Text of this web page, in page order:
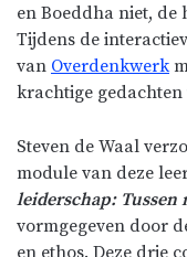
en Boeddha niet, de
Tijdens de
van Overdenkwerk
krachtige
Steven de Waal
module van deze
leiderschap: Tussen
vormgegeven door
en ethos. Deze drie